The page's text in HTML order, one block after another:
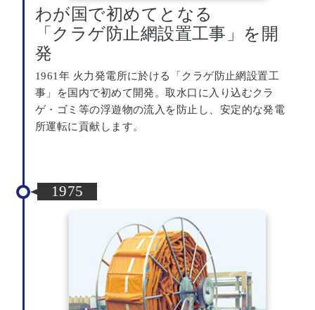
わが国で初めてとなる
「クラゲ防止網設置工事」を開
発
1961年 火力発電所に於ける「クラゲ防止網設置工
事」を国内で初めて開発。取水口に入り込むクラ
ゲ・ゴミ等の浮遊物の流入を防止し、安定的な発電
所運転に貢献します。
1975